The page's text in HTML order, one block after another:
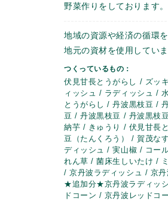
野菜作りをしております。
地域の資源や経済の循環
地元の資材を使用していま
つくっているもの：
伏見甘長とうがらし / ズッ
ィッシュ / ラディッシュ /
とうがらし / 丹波黒枝豆 /
豆 / 丹波黒枝豆 / 丹波黒枝
納芋 / きゅうり / 伏見甘長
豆（たんくろう） / 賀茂な
ディッシュ / 実山椒 / コー
れん草 / 菌床生しいたけ /
/ 京丹波ラディッシュ / 京
★追加分★京丹波ラディッ
ドコーン / 京丹波レッドコ